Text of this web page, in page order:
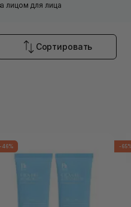
лицом для лица
Сортировать
-46% -